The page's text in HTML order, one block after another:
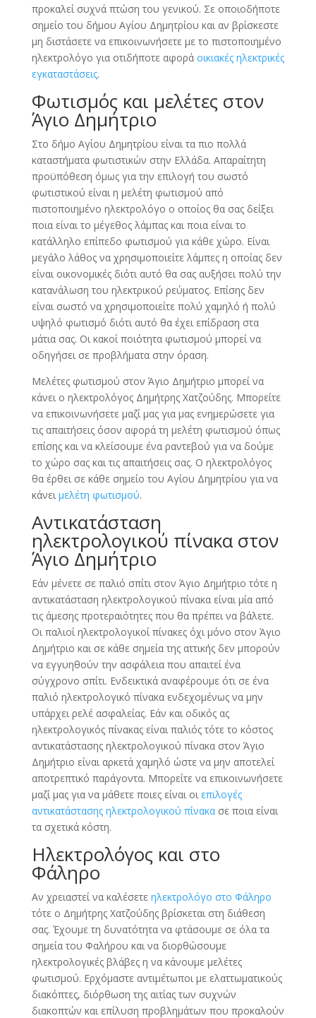
προκαλεί συχνά πτώση του γενικού. Σε οποιοδήποτε
σημείο του δήμου Αγίου Δημητρίου και αν βρίσκεστε
μη διστάσετε να επικοινωνήσετε με το πιστοποιημένο
ηλεκτρολόγο για οτιδήποτε αφορά οικιακές ηλεκτρικές
εγκαταστάσεις.
Φωτισμός και μελέτες στον
Άγιο Δημήτριο
Στο δήμο Αγίου Δημητρίου είναι τα πιο πολλά
καταστήματα φωτιστικών στην Ελλάδα. Απαραίτητη
προϋπόθεση όμως για την επιλογή του σωστό
φωτιστικού είναι η μελέτη φωτισμού από
πιστοποιημένο ηλεκτρολόγο ο οποίος θα σας δείξει
ποια είναι το μέγεθος λάμπας και ποια είναι το
κατάλληλο επίπεδο φωτισμού για κάθε χώρο. Είναι
μεγάλο λάθος να χρησιμοποιείτε λάμπες η οποίας δεν
είναι οικονομικές διότι αυτό θα σας αυξήσει πολύ την
κατανάλωση του ηλεκτρικού ρεύματος. Επίσης δεν
είναι σωστό να χρησιμοποιείτε πολύ χαμηλό ή πολύ
υψηλό φωτισμό διότι αυτό θα έχει επίδραση στα
μάτια σας. Οι κακοί ποιότητα φωτισμού μπορεί να
οδηγήσει σε προβλήματα στην όραση.
Μελέτες φωτισμού στον Άγιο Δημήτριο μπορεί να
κάνει ο ηλεκτρολόγος Δημήτρης Χατζούδης. Μπορείτε
να επικοινωνήσετε μαζί μας για μας ενημερώσετε για
τις απαιτήσεις όσον αφορά τη μελέτη φωτισμού όπως
επίσης και να κλείσουμε ένα ραντεβού για να δούμε
το χώρο σας και τις απαιτήσεις σας. Ο ηλεκτρολόγος
θα έρθει σε κάθε σημείο του Αγίου Δημητρίου για να
κάνει μελέτη φωτισμού.
Αντικατάσταση
ηλεκτρολογικού πίνακα στον
Άγιο Δημήτριο
Εάν μένετε σε παλιό σπίτι στον Άγιο Δημήτριο τότε η
αντικατάσταση ηλεκτρολογικού πίνακα είναι μία από
τις άμεσης προτεραιότητες που θα πρέπει να βάλετε.
Οι παλιοί ηλεκτρολογικοί πίνακες όχι μόνο στον Άγιο
Δημήτριο και σε κάθε σημεία της αττικής δεν μπορούν
να εγγυηθούν την ασφάλεια που απαιτεί ένα
σύγχρονο σπίτι. Ενδεικτικά αναφέρουμε ότι σε ένα
παλιό ηλεκτρολογικό πίνακα ενδεχομένως να μην
υπάρχει ρελέ ασφαλείας. Εάν και οδικός ας
ηλεκτρολογικός πίνακας είναι παλιός τότε το κόστος
αντικατάστασης ηλεκτρολογικού πίνακα στον Άγιο
Δημήτριο είναι αρκετά χαμηλό ώστε να μην αποτελεί
αποτρεπτικό παράγοντα. Μπορείτε να επικοινωνήσετε
μαζί μας για να μάθετε ποιες είναι οι επιλογές
αντικατάστασης ηλεκτρολογικού πίνακασε ποια είναι
τα σχετικά κόστη.
Ηλεκτρολόγος και στο
Φάληρο
Αν χρειαστεί να καλέσετε ηλεκτρολόγο στο Φάληρο
τότε ο Δημήτρης Χατζούδης βρίσκεται στη διάθεση
σας. Έχουμε τη δυνατότητα να φτάσουμε σε όλα τα
σημεία του Φαλήρου και να διορθώσουμε
ηλεκτρολογικές βλάβες η να κάνουμε μελέτες
φωτισμού. Ερχόμαστε αντιμέτωποι με ελαττωματικούς
διακόπτες, διόρθωση της αιτίας των συχνών
διακοπτών και επίλυση προβλημάτων που προκαλούν